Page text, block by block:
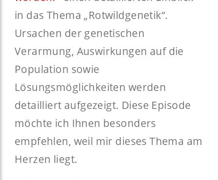
in das Thema „Rotwildgenetik“.
Ursachen der genetischen
Verarmung, Auswirkungen auf die
Population sowie
Lösungsmöglichkeiten werden
detailliert aufgezeigt. Diese Episode
möchte ich Ihnen besonders
empfehlen, weil mir dieses Thema am
Herzen liegt.